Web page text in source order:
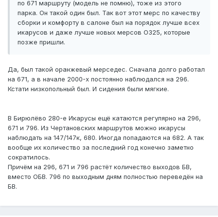
по 671 маршруту (модель не помню), тоже из этого
парка. Он такой один был. Так вот этот мерс по качеству
сборки и комфорту в салоне был на порядок лучше всех
икарусов и даже лучше новых мерсов О325, которые
позже пришли.
Да, был такой оранжевый мерседес. Сначала долго работал
на 671, а в начале 2000-х постоянно наблюдался на 296.
Кстати низкопольный был. И сидения были мягкие.
В Бирюлёво 280-е Икарусы ещё катаются регулярно на 296,
671 и 796. Из Чертановских маршрутов можно икарусы
наблюдать на 147/147к, 680. Иногда попадаются на 682. А так
вообще их количество за последний год конечно заметно
сократилось.
Причём на 296, 671 и 796 растёт количество выходов БВ,
вместо ОБВ. 796 по выходным дням полностью переведён на
БВ.